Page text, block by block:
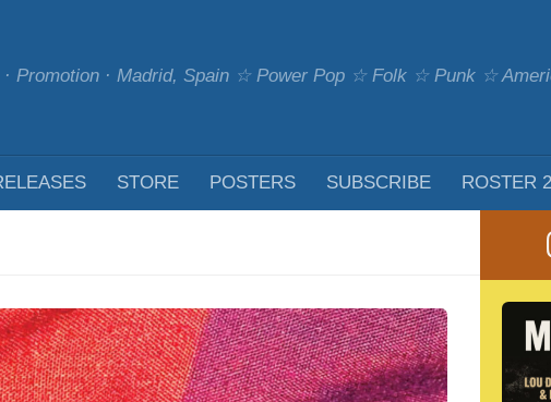
· Promotion · Madrid, Spain ☆ Power Pop ☆ Folk ☆ Punk ☆
STORE POSTERS SUBSCRIBE ROSTER